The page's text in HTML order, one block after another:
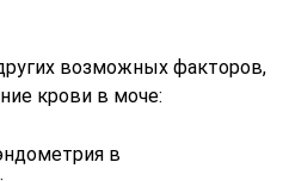
возможных факторов,
крови в моче:
в